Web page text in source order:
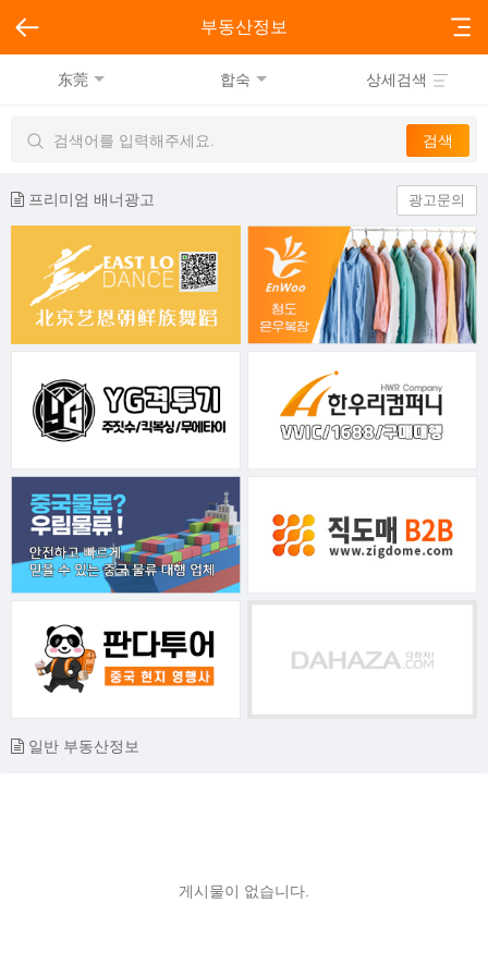
부동산정보
东莞 합숙 상세검색
프리미엄 배너광고 광고문의
일반 부동산정보
게시물이 없습니다.